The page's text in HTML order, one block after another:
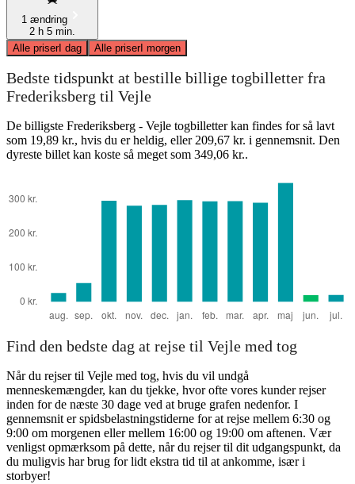
1 ændring
2 h 5 min.
Alle priserI dag Alle priserI morgen
Bedste tidspunkt at bestille billige togbilletter fra
Frederiksberg til Vejle
De billigste Frederiksberg - Vejle togbilletter kan findes for så lavt
som 19,89 kr., hvis du er heldig, eller 209,67 kr. i gennemsnit. Den
dyreste billet kan koste så meget som 349,06 kr..
Find den bedste dag at rejse til Vejle med tog
Når du rejser til Vejle med tog, hvis du vil undgå
menneskemængder, kan du tjekke, hvor ofte vores kunder rejser
inden for de næste 30 dage ved at bruge grafen nedenfor. I
gennemsnit er spidsbelastningstiderne for at rejse mellem 6:30 og
9:00 om morgenen eller mellem 16:00 og 19:00 om aftenen. Vær
venligst opmærksom på dette, når du rejser til dit udgangspunkt, da
du muligvis har brug for lidt ekstra tid til at ankomme, især i
storbyer!